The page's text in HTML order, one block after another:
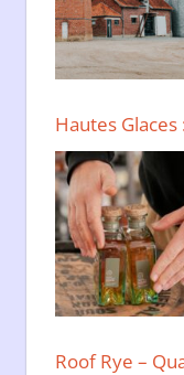
Hautes
Roof Rye –